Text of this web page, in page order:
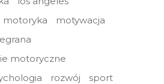
motoryka
motywacja
motoryczne
rozwój
sport